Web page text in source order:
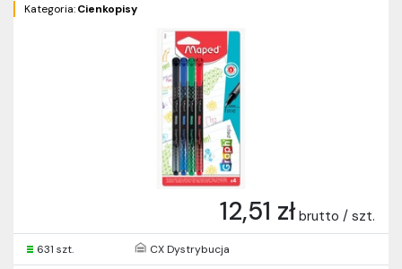
Kategoria:Cienkopisy
12,51 zł brutto / szt.
631 szt. CX Dystrybucja